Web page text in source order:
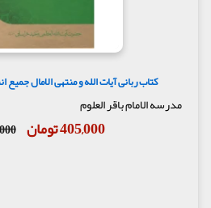
یکی از قدیمی‌ترین کتاب‌هایی
مسلمانان نوشته شده و متن
به نوشته مدرسی هسته اصلی
هجری است.
این کتاب شامل99 روایت در سه نوع است:
کتاب ربانی آیات الله و منتهی الامال جمیع
مدرسه الامام باقر العلوم
405,000 تومان